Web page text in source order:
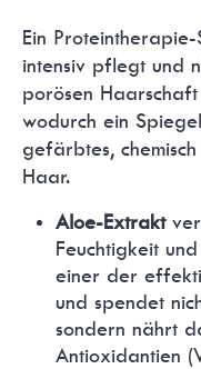
Ein
intensiv pflegt und
porösen
wodurch ein
gefärbtes,
Haar.
Aloe-Extrakt
Feuchtigkeit
einer der
und spendet
sondern nährt
Antioxidantien